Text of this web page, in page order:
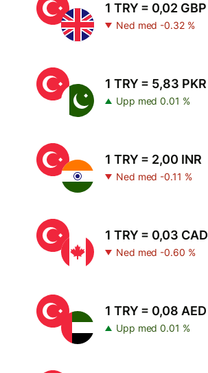
1 TRY = 0,02 GBP
Ned med -0.32 %
1 TRY = 5,83 PKR
Upp med 0.01 %
1 TRY = 2,00 INR
Ned med -0.11 %
1 TRY = 0,03 CAD
Ned med -0.60 %
1 TRY = 0,08 AED
Upp med 0.01 %